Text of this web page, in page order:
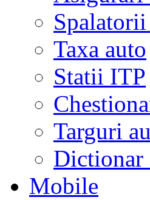
Taxa auto
Statii ITP
Targuri
Dictionar
Mobile